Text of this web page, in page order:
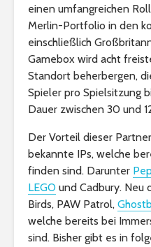
einen umfangreichen
Merlin-Portfolio in den
einschließlich
Gamebox wird acht
Standort beherbergen,
Spieler pro Spielsitzung
Dauer zwischen 30 und
Der Vorteil dieser
bekannte IPs, welche
finden sind. Darunter
LEGO und Cadbury. Neu
Birds, PAW Patrol,
welche bereits bei
sind. Bisher gibt es in